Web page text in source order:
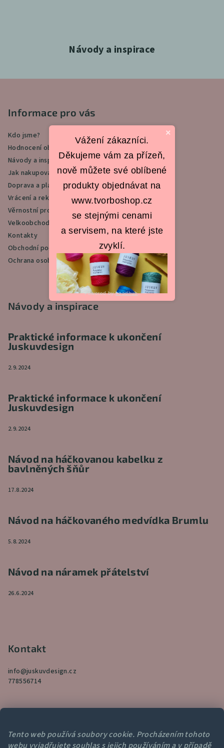
Tento web používá soubory cookie. Procházením tohoto
webu vyjadřujete souhlas s jejich používáním a v případě
Návody a inspirace
Informace pro vás
Kdo jsme?
Hodnocení obchodu
Návody a inspirace
Jak nakupovat
Doprava a platba
Vrácení a reklamace
Věrnostní program
Velkoobchod
Kontakty
Obchodní podmínky
Ochrana osobních údajů
Návody a inspirace
Praktické informace k ukončení
Juskuvdesign
2.9.2024
Praktické informace k ukončení
Juskuvdesign
2.9.2024
Návod na háčkovanou kabelku z
bavlněných šňůr
17.8.2024
Návod na háčkovaného medvídka Brumlu
5.8.2024
Návod na náramek přátelství
26.6.2024
Kontakt
info@juskuvdesign.cz
778556714
×
Vážení zákazníci.
Děkujeme vám za přízeň,
nově můžete své oblíbené
produkty objednávat na
www.tvorboshop.cz
se stejnými cenami
a servisem, na které jste
zvyklí.
Powered by Leadhub.